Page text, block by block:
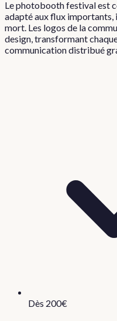
Le photobooth festival est
adapté aux flux importants,
mort. Les logos de la
design, transformant
communication distribué
Dès 200€